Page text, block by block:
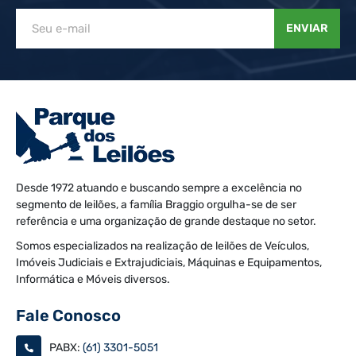
ENVIAR
Desde 1972 atuando e buscando sempre a excelência no
segmento de leilões, a família Braggio orgulha-se de ser
referência e uma organização de grande destaque no setor.
Somos especializados na realização de leilões de Veículos,
Imóveis Judiciais e Extrajudiciais, Máquinas e Equipamentos,
Informática e Móveis diversos.
Fale Conosco
PABX: (61) 3301-5051